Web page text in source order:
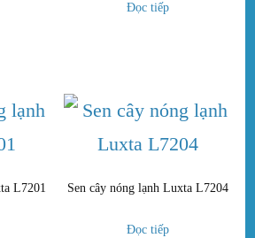
Đọc tiếp
L7201 Sen cây nóng lạnh Luxta L7204
Đọc tiếp